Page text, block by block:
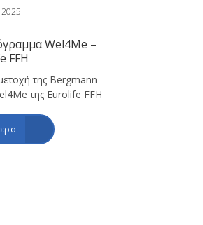
2025
Wel4Me –
FFH
της Bergmann
της Eurolife FFH